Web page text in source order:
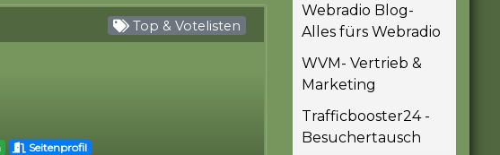
Top & Votelisten
Seitenprofil
Webradio Blog-
Alles fürs Webradio
WVM- Vertrieb &
Marketing
Trafficbooster24 -
Besuchertausch